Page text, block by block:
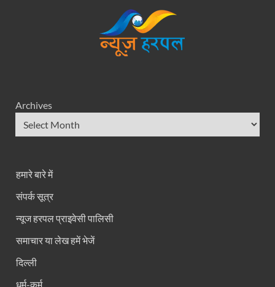
Archives
हमारे बारे में
संपर्क सूत्र
न्यूज हरपल प्राइवेसी पालिसी
समाचार या लेख हमें भेजें
दिल्ली
धर्म-कर्म